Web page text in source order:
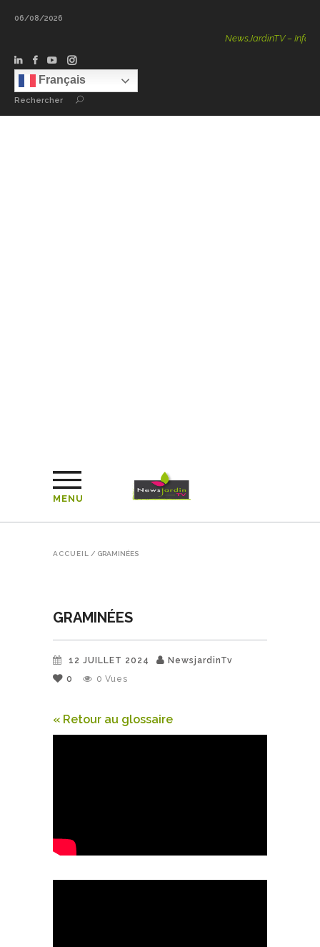
06/08/2026
NewsJardinTV – Infos,
Français
Rechercher
MENU
ACCUEIL / GRAMINÉES
GRAMINÉES
12 JUILLET 2024
NewsjardinTv
0
0 Vues
« Retour au glossaire